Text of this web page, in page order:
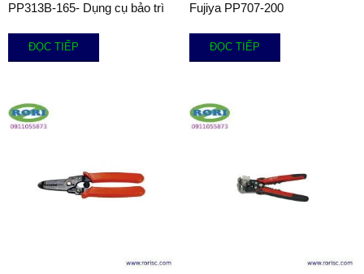
PP313B-165- Dụng cụ bảo trì
ĐỌC TIẾP
Fujiya PP707-200
ĐỌC TIẾP